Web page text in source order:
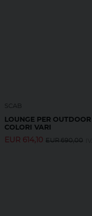
SCAB
LOUNGE PER
COLORI VARI
EUR 614,10 EUR690,00